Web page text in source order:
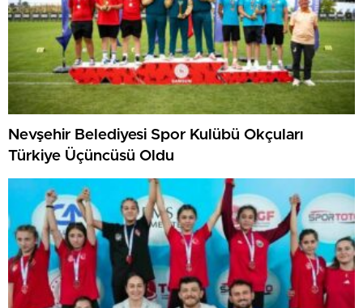
Nevşehir Belediyesi Spor Kulübü Okçuları
Türkiye Üçüncüsü Oldu